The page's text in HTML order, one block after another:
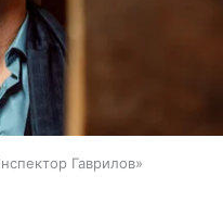
Гаврилов»